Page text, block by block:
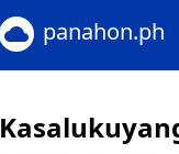
panahon.ph